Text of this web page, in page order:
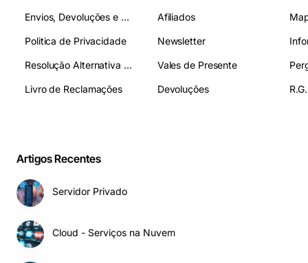
Envios, Devoluções e Pagamentos
Politica de Privacidade
Resolução Alternativa de Litígios
Livro de Reclamações
Afiliados
Newsletter
Vales de Presente
Devoluções
Artigos Recentes
Servidor Privado
Cloud - Serviços na Nuvem